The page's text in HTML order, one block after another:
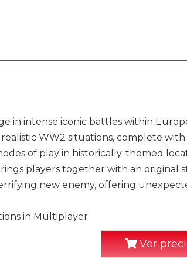
in intense iconic battles within
WW2 situations, complete
of play in historically-themed
players together with an original
new enemy, offering
in Multiplayer
Ver